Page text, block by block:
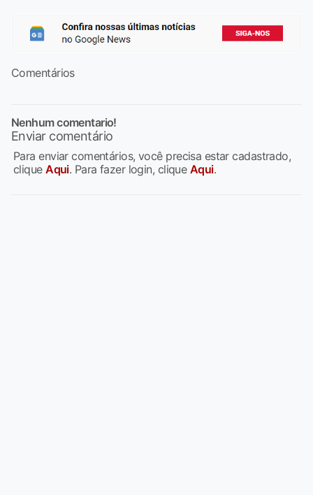
Comentários
Nenhum comentario!
Enviar comentário
Para enviar comentários, você precisa estar cadastrado,
cliqueAqui. Para fazer login, clique Aqui.